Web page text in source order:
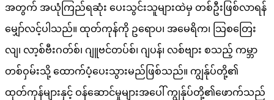
အတွက် အယုံကြည်ရဆုံး ပေးသွင်းသူများထဲမှ တစ်ဦးဖြစ်လာရန်
မျှော်လင့်ပါသည်။ ထုတ်ကုန်ကို ဥရောပ၊ အမေရိက၊ သြစတြေး
လျ၊ လာ့စ်ဗီးဂတ်စ်၊ ဂျူဗင်တပ်စ်၊ ဂျပန်၊ လစ်ဗျား စသည့် ကမ္ဘာ
တစ်ဝှမ်းသို့ ထောက်ပံ့ပေးသွားမည်ဖြစ်သည်။ ကျွန်ုပ်တို့၏
ထုတ်ကုန်များနှင့် ဝန်ဆောင်မှုများအပေါ် ကျွန်ုပ်တို့၏ဖောက်သည်